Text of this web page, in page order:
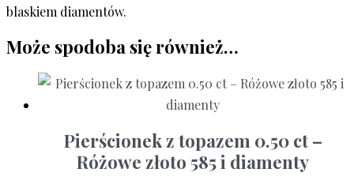
blaskiem diamentów.
Może spodoba się również…
Pierścionek z topazem 0.50 ct –
Różowe złoto 585 i diamenty